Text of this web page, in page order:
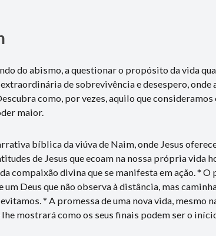
do abismo, a questionar o propósito da vida
de sobrevivência e desespero,
como, por vezes, aquilo que
maior.
bíblica da viúva de Naim, onde Jesus
de Jesus que ecoam na nossa própria vida
compaixão divina que se manifesta em ação. *
Deus que não observa à distância, mas
* A promessa de uma nova vida, mesmo
lhe mostrará como os seus finais podem ser o